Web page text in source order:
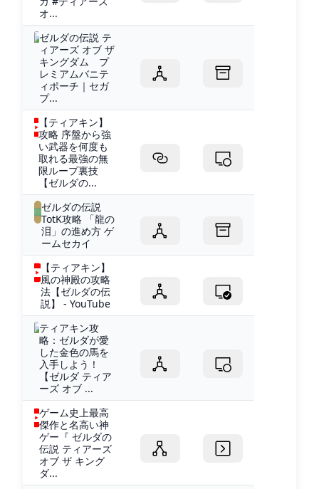
オ...
ゼルダの伝説 テ
ィアーズ オブ ザ
キングダム プ
レミアムバニテ
ィポーチ｜セガ
プ...
【ティアキン】
攻略 序盤から強
い武器を何度も
取れる最強の無
限ループ裏技
【ゼルダの...
ゼルダの伝説
TotK攻略 「龍の
泪」の進め方 ゲ
ームセカイ
【ティアキン】
風の神殿の攻略
法【ゼルダの伝
説】 - YouTube
ティアキン攻
略：ゼルダが愛
した金色の馬を
入手しよう！
【ゼルダ ティア
ーズ オブ ...
ゲーム史上最高
傑作と名高い神
ゲー『 ゼルダの
伝説 ティアーズ
オブ ザ キング
ダ...